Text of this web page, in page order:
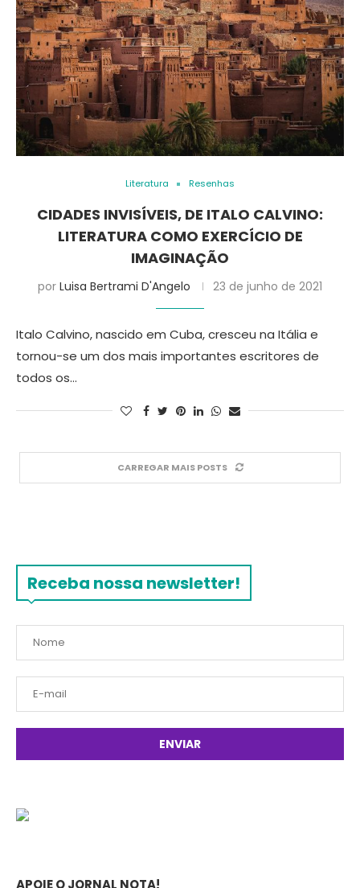
Literatura Resenhas
CIDADES INVISÍVEIS, DE ITALO CALVINO:
LITERATURA COMO EXERCÍCIO DE
IMAGINAÇÃO
por Luisa Bertrami D'Angelo 23 de junho de 2021
Italo Calvino, nascido em Cuba, cresceu na Itália e
tornou-se um dos mais importantes escritores de
todos os…
CARREGAR MAIS POSTS
Receba nossa newsletter!
APOIE O JORNAL NOTA!